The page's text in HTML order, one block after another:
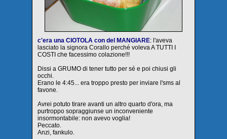
c'era una CIOTOLA con del MANGIARE: l'aveva
lasciato la signora Corallo perché voleva A TUTTI I
COSTI che facessimo colazione!!!
Dissi a GRUMO di tener tutto per sé e poi chiusi gli
occhi.
Erano le 4:45... era troppo presto per inviare l'sms al
favone.
Avrei potuto tirare avanti un altro quarto d'ora, ma
purtroppo sopraggiunse un inconveniente
insormontabile: non avevo voglia!
Peccato.
Anzi, fankulo.